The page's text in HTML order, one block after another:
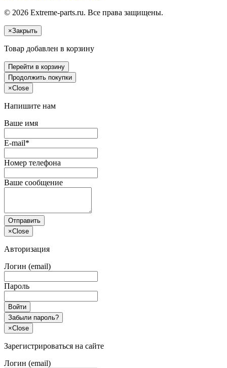
© 2026 Extreme-parts.ru. Все права защищены.
×Закрыть
Товар добавлен в корзину
Перейти в корзину
Продолжить покупки
×Close
Напишите нам
Ваше имя
E-mail*
Номер телефона
Ваше сообщение
Отправить
×Close
Авторизация
Логин (email)
Пароль
Войти
Забыли пароль?
×Close
Зарегистрироваться на сайте
Логин (email)